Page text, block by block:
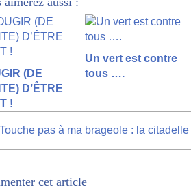
(DE
D’ÊTRE
!
Un vert est contre
tous ….
cet article